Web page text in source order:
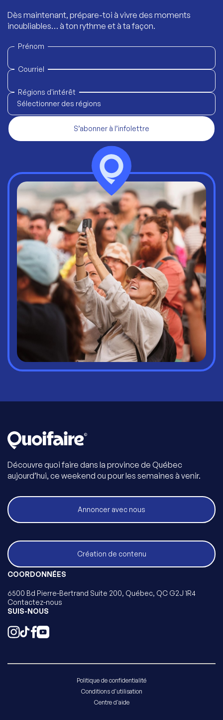
Dès maintenant, prépare-toi à vivre des moments
inoubliables… à ton rythme et à ta façon.
Prénom
Courriel
Régions d'intérêt
Sélectionner des régions
S’abonner à l’infolettre
Découvre quoi faire dans la province de Québec
aujourd’hui, ce weekend ou pour les semaines à venir.
Annoncer avec nous
Création de contenu
COORDONNÉES
6500 Bd Pierre-Bertrand Suite 200, Québec, QC G2J 1R4
Contactez-nous
SUIS-NOUS
Politique de confidentialité
Conditions d'utilisation
Centre d'aide